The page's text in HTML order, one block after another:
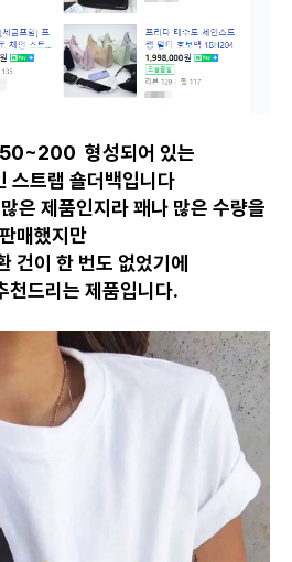
형성되어 있는
스트랩 숄더백입니다
은 제품인지라 꽤나 많은 수량을
판매했지만
건이 한 번도 없었기에
천드리는 제품입니다.